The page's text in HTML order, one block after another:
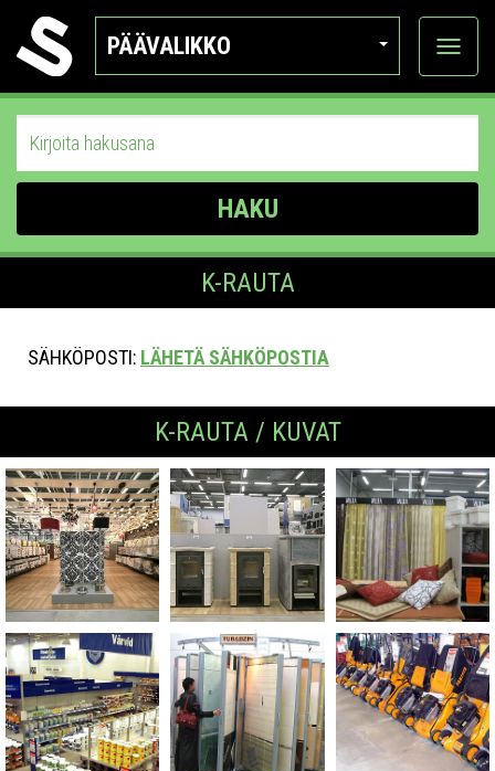
PÄÄVALIKKO
Näytä
HAKU
K-RAUTA
SÄHKÖPOSTI: LÄHETÄ SÄHKÖPOSTIA
K-RAUTA / KUVAT